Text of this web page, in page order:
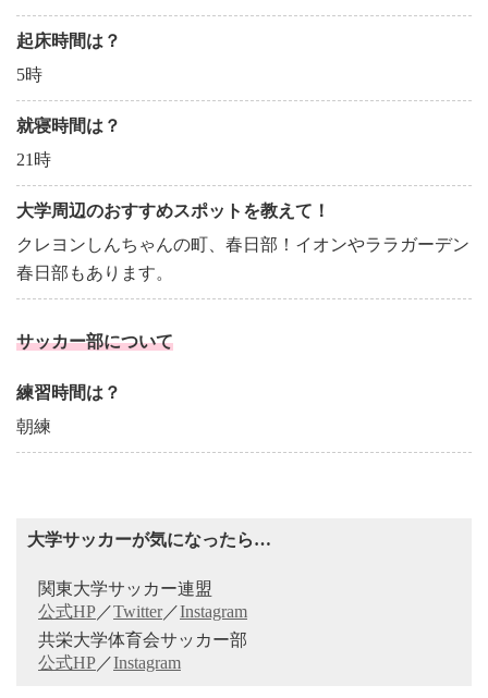
起床時間は？
5時
就寝時間は？
21時
大学周辺のおすすめスポットを教えて！
クレヨンしんちゃんの町、春日部！イオンやララガーデン
春日部もあります。
サッカー部について
練習時間は？
朝練
大学サッカーが気になったら…
関東大学サッカー連盟
公式HP ／Twitter／Instagram
共栄大学体育会サッカー部
公式HP ／Instagram